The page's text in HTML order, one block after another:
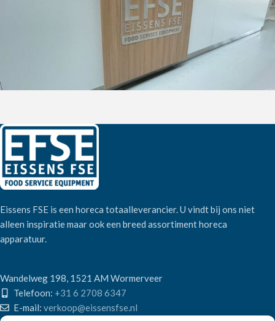
Eissens FSE is een horeca totaalleverancier. U vindt bij ons niet
alleen inspiratie maar ook een breed assortiment horeca
apparatuur.
Wandelweg 198, 1521 AM Wormerveer
Telefoon: +31 6 2708 6347
E-mail: verkoop@eissensfse.nl